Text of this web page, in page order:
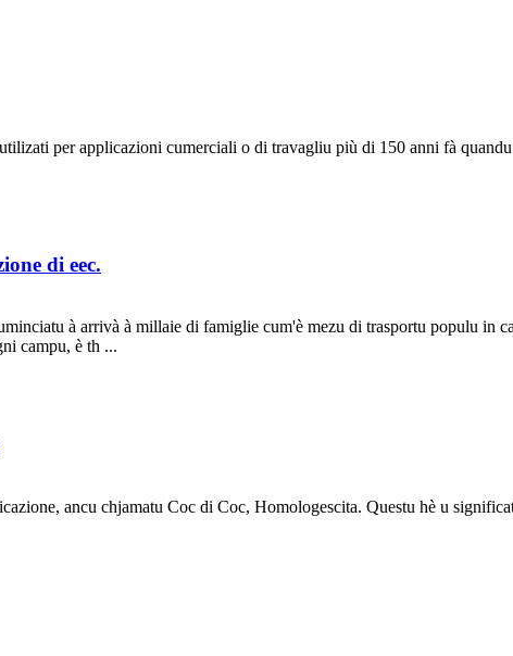
per applicazioni cumerciali o di travagliu più di 150 anni fà
di eec.
à arrivà à millaie di famiglie cum'è mezu di trasportu populu in
campu, è th ...
ancu chjamatu Coc di Coc, Homologescita. Questu hè u